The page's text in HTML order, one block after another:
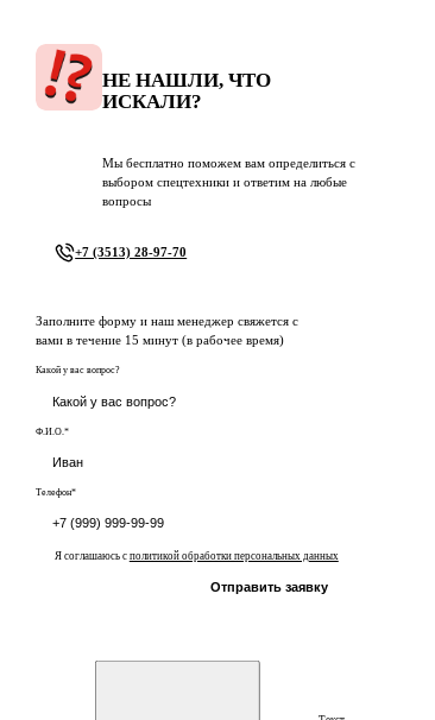
НЕ НАШЛИ, ЧТО
ИСКАЛИ?
Мы бесплатно поможем вам определиться с
выбором спецтехники и ответим на любые
вопросы
+7 (3513) 28-97-70
Заполните форму и наш менеджер свяжется с
вами в течение 15 минут (в рабочее время)
Какой у вас вопрос?
Ф.И.О.*
Телефон*
Я соглашаюсь с политикой обработки персональных данных
Отправить заявку